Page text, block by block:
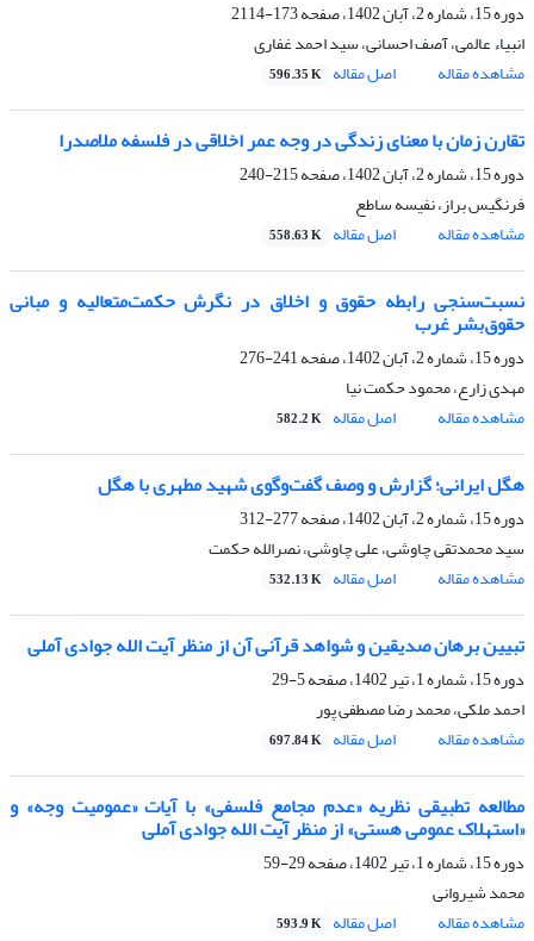
دوره 15، شماره 2، آبان 1402، صفحه
173-2114
انبیاء عالمی، آصف احسانی، سید احمد غفاری
مشاهده مقاله
اصل مقاله 596.35 K
تقارن زمان با معنای زندگی در وجه عمر اخلاقی در فلسفه ملاصدرا
دوره 15، شماره 2، آبان 1402، صفحه
215-240
فرنگیس براز، نفیسه ساطع
مشاهده مقاله
اصل مقاله 558.63 K
نسبت‌سنجی رابطه حقوق و اخلاق در نگرش حکمت‌متعالیه و مبانی
حقوق‌بشر غرب
دوره 15، شماره 2، آبان 1402، صفحه
241-276
مهدی زارع، محمود حکمت نیا
مشاهده مقاله
اصل مقاله 582.2 K
هگل ایرانی؛ گزارش و وصف گفت‌وگوی شهید مطهری با هگل
دوره 15، شماره 2، آبان 1402، صفحه
277-312
سید محمدتقی چاوشی، علی چاوشی، نصرالله حکمت
مشاهده مقاله
اصل مقاله 532.13 K
تبیین برهان صدیقین و شواهد قرآنی آن از منظر آیت الله جوادی آملی
دوره 15، شماره 1، تیر 1402، صفحه
5-29
احمد ملکی، محمد رضا مصطفی پور
مشاهده مقاله
اصل مقاله 697.84 K
مطالعه تطبیقی نظریه «عدم مجامع فلسفی» با آیات «عمومیت وجه» و
«استهلاک عمومی هستی» از منظر آیت الله جوادی آملی
دوره 15، شماره 1، تیر 1402، صفحه
29-59
محمد شیروانی
مشاهده مقاله
اصل مقاله 593.9 K